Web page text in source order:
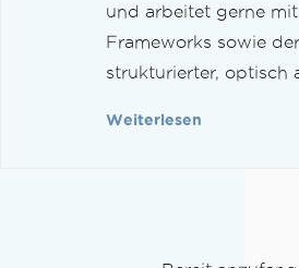
und arbeitet gerne
Frameworks sowie
strukturierter, optisch
Weiterlesen